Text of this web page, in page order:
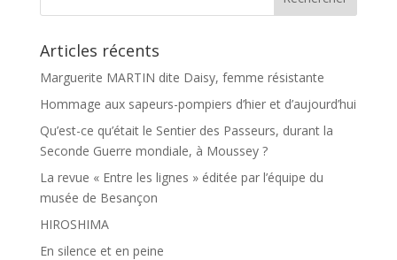
Articles récents
Marguerite MARTIN dite Daisy, femme résistante
Hommage aux sapeurs-pompiers d’hier et d’aujourd’hui
Qu’est-ce qu’était le Sentier des Passeurs, durant la
Seconde Guerre mondiale, à Moussey ?
La revue « Entre les lignes » éditée par l’équipe du
musée de Besançon
HIROSHIMA
En silence et en peine